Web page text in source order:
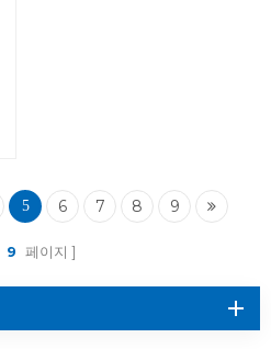
5 6 7 8 9
9 페이지